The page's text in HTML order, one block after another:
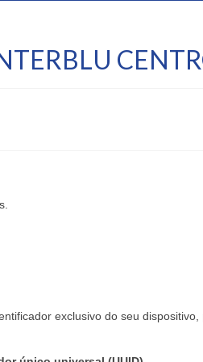
exclusivo do seu